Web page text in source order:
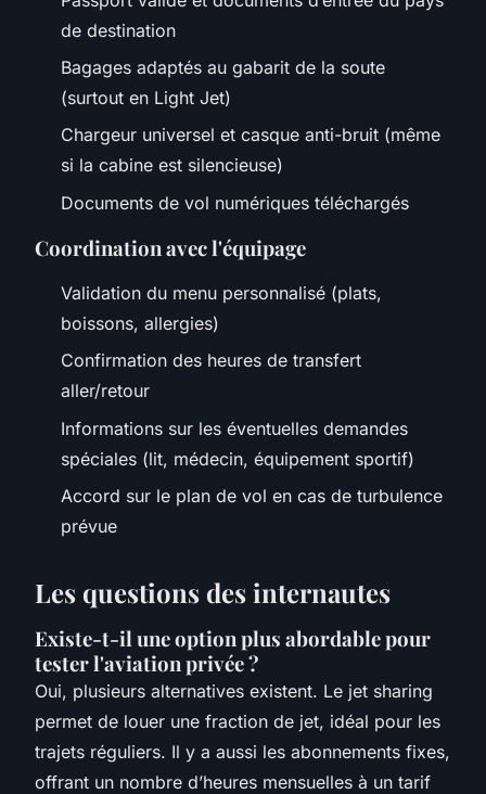
de destination
Bagages adaptés au gabarit de la soute
(surtout en Light Jet)
Chargeur universel et casque anti-bruit (même
si la cabine est silencieuse)
Documents de vol numériques téléchargés
Coordination avec l'équipage
Validation du menu personnalisé (plats,
boissons, allergies)
Confirmation des heures de transfert
aller/retour
Informations sur les éventuelles demandes
spéciales (lit, médecin, équipement sportif)
Accord sur le plan de vol en cas de turbulence
prévue
Les questions des internautes
Existe-t-il une option plus abordable pour
tester l'aviation privée ?
Oui, plusieurs alternatives existent. Le jet sharing
permet de louer une fraction de jet, idéal pour les
trajets réguliers. Il y a aussi les abonnements fixes,
offrant un nombre d’heures mensuelles à un tarif